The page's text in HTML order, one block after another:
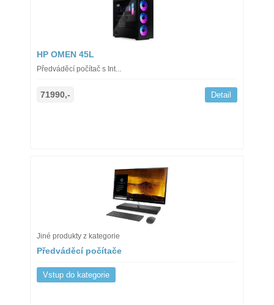
HP OMEN 45L
Předváděcí počítač s Int...
71990,- Detail
Jiné produkty z kategorie
Předváděcí počítače
Vstup do kategorie